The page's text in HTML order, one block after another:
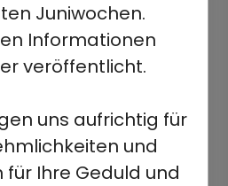
Juniwochen.
Informationen
veröffentlicht.
uns aufrichtig für
und
Ihre Geduld und